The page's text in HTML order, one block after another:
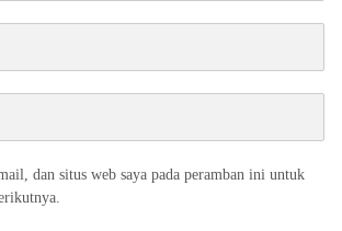
dan situs web saya pada peramban ini untuk